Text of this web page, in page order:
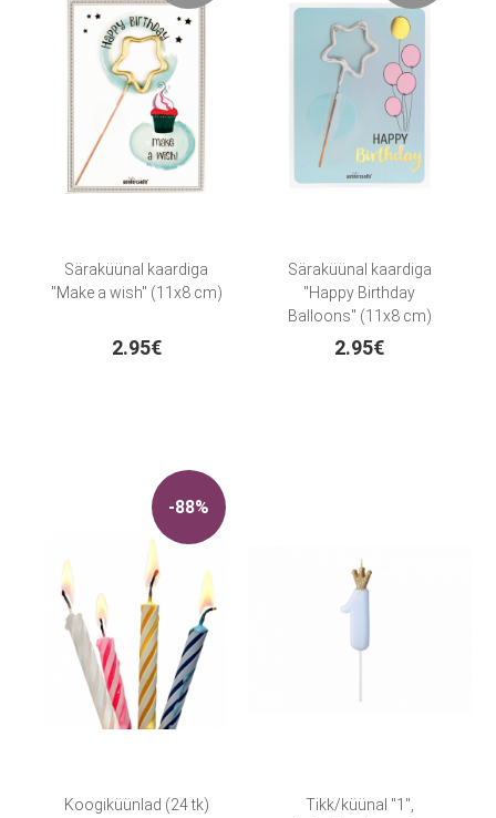
Säraküünal kaardiga
"Make a wish" (11x8 cm)
2.95€
Säraküünal kaardiga
"Happy Birthday
Balloons" (11x8 cm)
2.95€
-88%
Koogiküünlad (24 tk)
Tikk/küünal "1",